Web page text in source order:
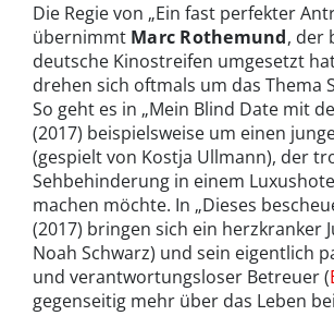
Die Regie von „Ein fast perfekter
übernimmt Marc Rothemund, der
deutsche Kinostreifen umgesetzt
drehen sich oftmals um das Thema
So geht es in „Mein Blind Date mit
(2017) beispielsweise um einen
(gespielt von Kostja Ullmann), der
Sehbehinderung in einem
machen möchte. In „Dieses
(2017) bringen sich ein herzkranker
Noah Schwarz) und sein eigentlich
und verantwortungsloser Betreuer (
gegenseitig mehr über das Leben